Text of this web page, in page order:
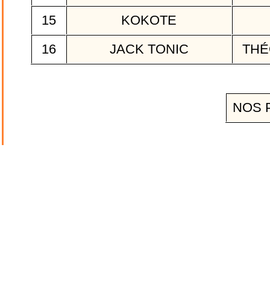
15
KOKOTE
16
JACK TONIC
NOS